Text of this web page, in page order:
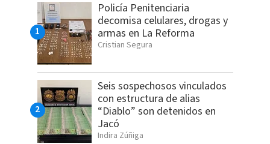
Policía Penitenciaria
decomisa celulares, drogas y
armas en La Reforma
Cristian Segura
Seis sospechosos vinculados
con estructura de alias
“Diablo” son detenidos en
Jacó
Indira Zúñiga